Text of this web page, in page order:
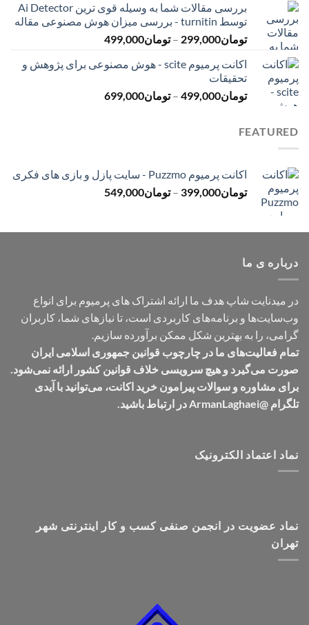
تومان199,000
تا
تومان499,000
بررسی مقالات شما به وسیله قوی ترین Ai Detector
توسط turnitin - بررسی میزان هوش مصنوعی مقاله
تومان299,000
– تومان499,000محدوده
تومان299,000
تومان499,000
اکانت پرمیوم scite - هوش مصنوعی برای پژوهش و
تحقیقات
تومان499,000
– تومان699,000محدوده
FEATURED
اکانت پرمیوم Puzzmo - سایت پازل و بازی های فکری
تومان399,000
– تومان549,000
تا
درباره ی ما
در میدنایت شاپ هدف ما ارائه اشتراک های پرمیوم برای انواع
وب‌سایت‌ها و برنامه‌های کاربردی است، تا نیازهای شما، کاربران
گرامی، را به بهترین شکل ممکن برآورده سازیم.
تمام فعالیت‌های ما در چارچوب قوانین جمهوری اسلامی ایران
صورت می‌گیرد و هیچ سرویسی خلاف قوانین کشور ارائه نمی‌شود.
برای مشاوره و سوالات پیرامون خرید اکانت، می‌توانید با آیدی
تلگرام @ArmanLaghaei در ارتباط باشید.
نماد اعتماد الکترونیک
نماد عضویت در انجمن صنفی کسب و کار اینترنتی شهر
تهران